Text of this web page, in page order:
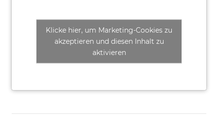
Klicke hier, um Marketing-Cookies zu
akzeptieren und diesen Inhalt zu
aktivieren